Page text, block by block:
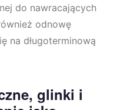
do nawracających
odnowę
na długoterminową
glinki i